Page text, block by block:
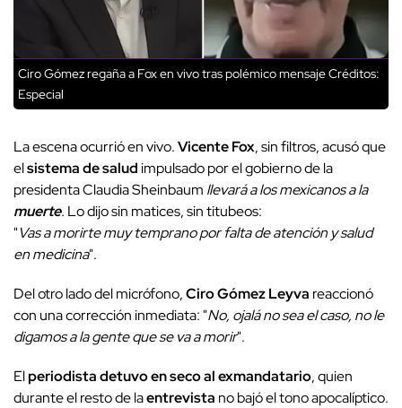
Ciro Gómez regaña a Fox en vivo tras polémico mensajeCréditos:
Especial
La escena ocurrió en vivo.Vicente Fox, sin filtros, acusó que
elsistema de saludimpulsado por el gobierno de la
presidenta Claudia Sheinbaum llevará a los mexicanos a la
muerte. Lo dijo sin matices, sin titubeos:
"Vas a morirte muy temprano por falta de atención y salud
en medicina".
Del otro lado del micrófono,Ciro Gómez Leyva reaccionó
con una corrección inmediata: "No, ojalá no sea el caso, no le
digamos a la gente que se va a morir".
Elperiodista detuvo en seco al exmandatario, quien
durante el resto de laentrevista no bajó el tono apocalíptico.